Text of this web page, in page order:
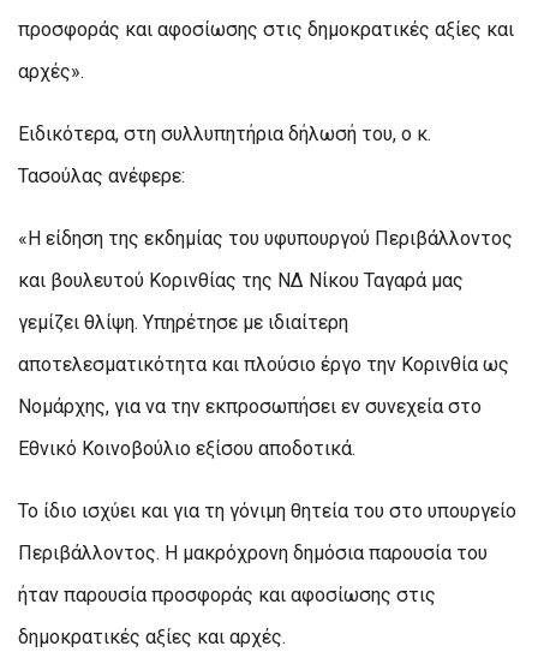
προσφοράς και αφοσίωσης στις δημοκρατικές αξίες και
αρχές».
Ειδικότερα, στη συλλυπητήρια δήλωσή του, ο κ.
Τασούλας ανέφερε:
«Η είδηση της εκδημίας του υφυπουργού Περιβάλλοντος
και βουλευτού Κορινθίας της ΝΔ Νίκου Ταγαρά μας
γεμίζει θλίψη. Υπηρέτησε με ιδιαίτερη
αποτελεσματικότητα και πλούσιο έργο την Κορινθία ως
Νομάρχης, για να την εκπροσωπήσει εν συνεχεία στο
Εθνικό Κοινοβούλιο εξίσου αποδοτικά.
Το ίδιο ισχύει και για τη γόνιμη θητεία του στο υπουργείο
Περιβάλλοντος. Η μακρόχρονη δημόσια παρουσία του
ήταν παρουσία προσφοράς και αφοσίωσης στις
δημοκρατικές αξίες και αρχές.